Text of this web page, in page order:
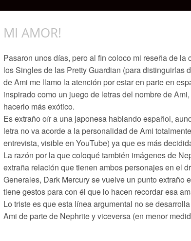
MI AMOR!
Pasaron unos días, pero al fin coloco mi reseña de la
los Singles de las Pretty Guardian (para distinguirlas
de Ami me llamo la atención por estar en parte en
inspirado como un juego de letras del nombre de
hacerlo más exótico.
Es extraño oír a una japonesa hablando español,
letra no va acorde a la personalidad de Ami
entrevista, visible en YouTube) ya que es más
La razón por la que coloqué también imágenes de
extraña relación que tienen ambos personajes en el
Generales, Dark Mercury se vuelve un punto extraño
tiene gestos para con él que lo hacen recordar esa
Lo triste es que esta línea argumental no se
Ami de parte de Nephrite y viceversa (en menor